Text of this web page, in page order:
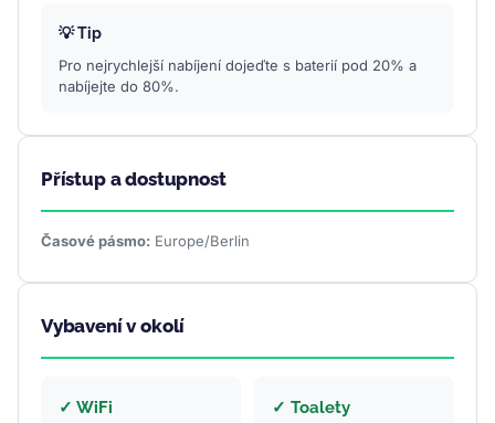
💡 Tip
Pro nejrychlejší nabíjení dojeďte s baterií pod 20% a
nabíjejte do 80%.
Přístup a dostupnost
Časové pásmo: Europe/Berlin
Vybavení v okolí
✓ WiFi ✓ Toalety